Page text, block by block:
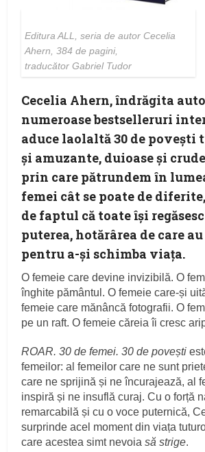
Editura ALL, seria de autor Cecelia
Ahern, 384 de pagini,
traducător Gabriel Tudor
Cecelia Ahern, îndrăgita
numeroase bestselleruri
aduce laolaltă 30 de povești
și amuzante, duioase și
prin care pătrundem în
femei cât se poate de
de faptul că toate își
puterea, hotărârea de care
pentru a-și schimba viața.
O femeie care devine invizibilă. O
înghite pământul. O femeie care-și
femeie care mănâncă fotografii. O
pe un raft. O femeie căreia îi cresc
ROAR. 30 de femei. 30 de povești
femeilor: al femeilor care ne sunt
care ne sprijină și ne încurajează, al
inspiră și ne insuflă curaj. Cu o forță
remarcabilă și cu o voce puternică,
surprinde acel moment din viața
care acestea simt nevoiasă strige.